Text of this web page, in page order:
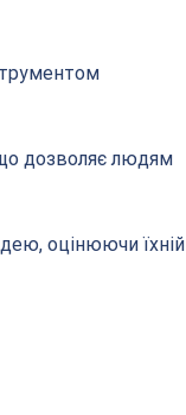
дозволяє людям
оцінюючи їхній